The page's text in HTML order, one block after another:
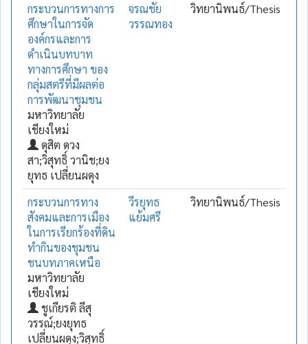
กระบวนการทางการ
ศึกษาในการจัด
องค์กรและการ
ดำเนินบทบาท
ทางการศึกษา ของ
กลุ่มสตรีที่มีผลต่อ
การพัฒนาชุมชน
มหาวิทยาลัย
เชียงใหม่
ดุสิต ดวง
สา;วิสุทธิ์ วานิช;ยง
ยุทธ เปลี่ยนผดุง
จรณชัย
วรรณทอง
วิทยานิพนธ์/Thesis
กระบวนการทาง
สังคมและการเมือง
ในการเรียกร้องที่ดิน
ทำกินของชุมชน
ชนบทภาคเหนือ
มหาวิทยาลัย
เชียงใหม่
ชูเกียรติ ลีสุ
วรรณ์;ยงยุทธ
เปลี่ยนผดุง;วิสุทธิ์
วีรยุทธ
แย้มศรี
วิทยานิพนธ์/Thesis